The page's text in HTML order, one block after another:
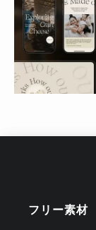
フリー素材